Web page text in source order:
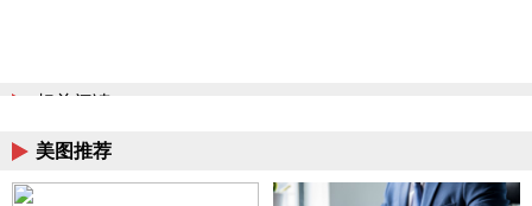
相关阅读
美图推荐